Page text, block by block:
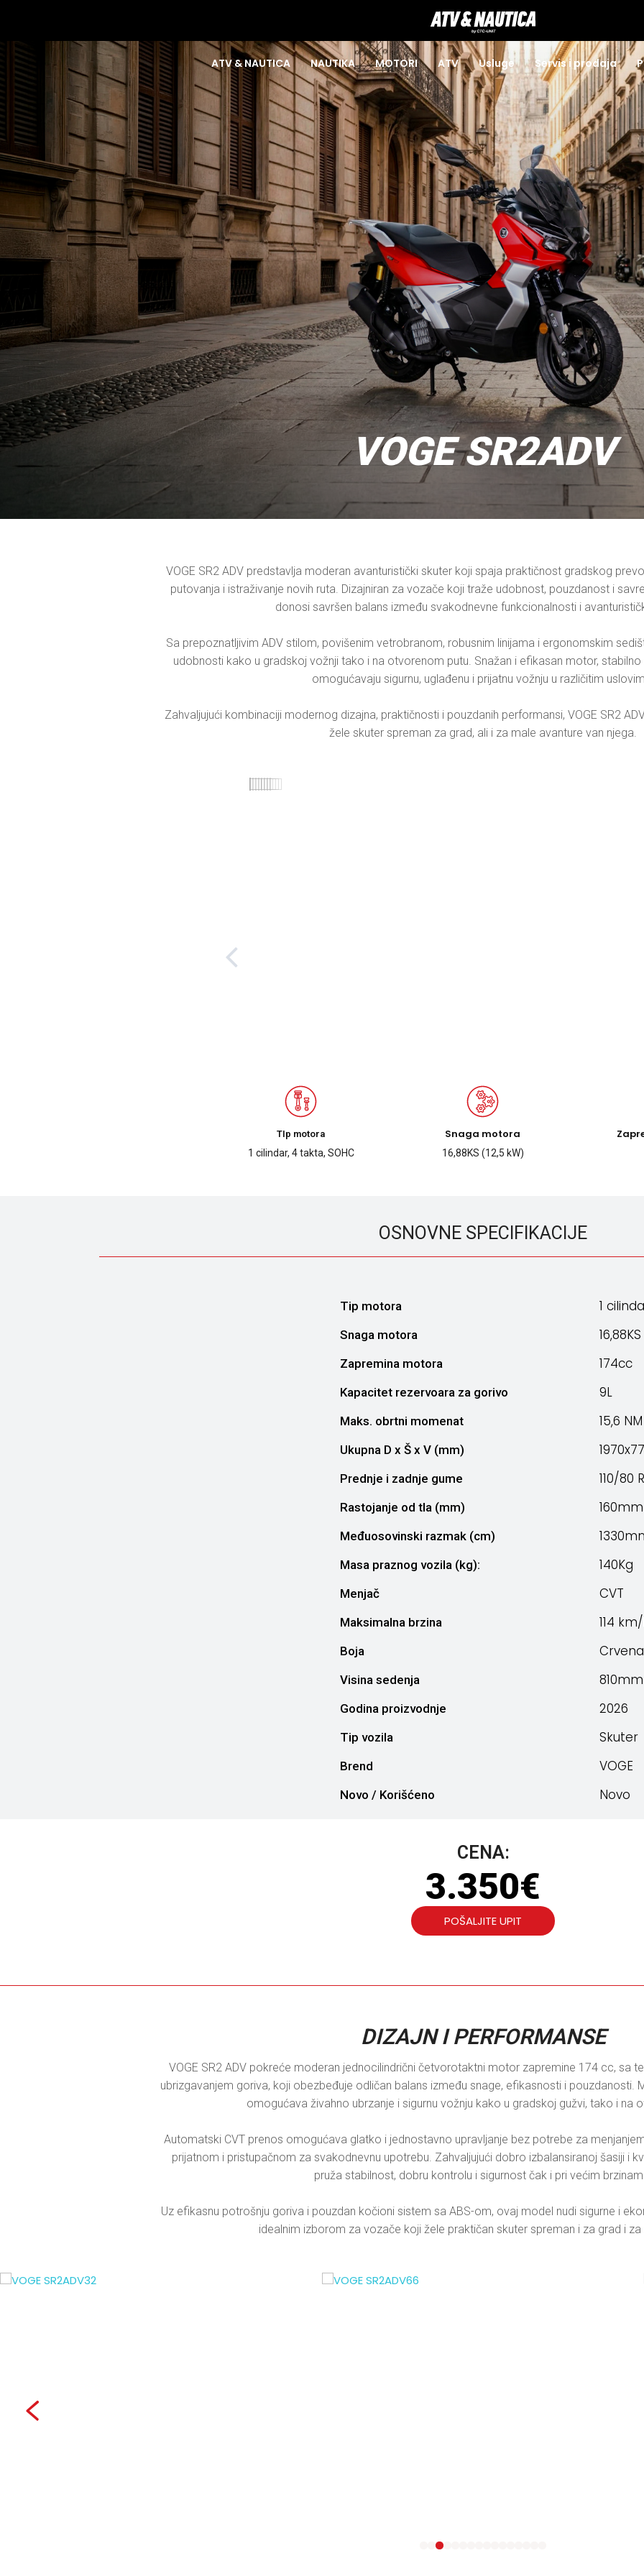
ATV & NAUTICA NAUTIKA MOTORI ATV Usluge Servis i prodaja
VOGE SR2ADV
VOGE SR2 ADV predstavlja moderan avanturistički skuter koji spaja praktičnost gradskog
putovanja i istraživanje novih ruta. Dizajniran za vozače koji traže udobnost, pouzdanost i
donosi savršen balans između svakodnevne funkcionalnosti i
Sa prepoznatljivim ADV stilom, povišenim vetrobranom, robusnim linijama i ergonomskim
udobnosti kako u gradskoj vožnji tako i na otvorenom putu. Snažan i efikasan motor,
omogućavaju sigurnu, uglađenu i prijatnu vožnju u različitim
Zahvaljujući kombinaciji modernog dizajna, praktičnosti i pouzdanih performansi, VOGE SR2
žele skuter spreman za grad, ali i za male avanture van njega.
TIp motora
1 cilindar, 4 takta, SOHC
Snaga motora
16,88KS (12,5 kW)
OSNOVNE SPECIFIKACIJE
Tip motora 1
Snaga motora
Zapremina motora 174cc
Kapacitet rezervoara za gorivo 9L
Maks. obrtni momenat 15,6 NM
Ukupna D x Š x V (mm)
Prednje i zadnje gume 110/80
Rastojanje od tla (mm) 160mm
Međuosovinski razmak (cm)
Masa praznog vozila (kg): 140Kg
Menjač CVT
Maksimalna brzina 114
Boja
Visina sedenja 810mm
Godina proizvodnje 2026
Tip vozila Skuter
Brend VOGE
Novo / Korišćeno Novo
CENA:
3.350€
POŠALJITE UPIT
DIZAJN I PERFORMANSE
VOGE SR2 ADV pokreće moderan jednocilindrični četvorotaktni motor zapremine 174 cc, sa
ubrizgavanjem goriva, koji obezbeđuje odličan balans između snage, efikasnosti i pouzdanosti.
omogućava živahno ubrzanje i sigurnu vožnju kako u gradskoj gužvi, tako i na
Automatski CVT prenos omogućava glatko i jednostavno upravljanje bez potrebe za
prijatnom i pristupačnom za svakodnevnu upotrebu. Zahvaljujući dobro izbalansiranoj šasiji i
pruža stabilnost, dobru kontrolu i sigurnost čak i pri većim
Uz efikasnu potrošnju goriva i pouzdan kočioni sistem sa ABS-om, ovaj model nudi sigurne i
idealnim izborom za vozače koji žele praktičan skuter spreman i za grad i za